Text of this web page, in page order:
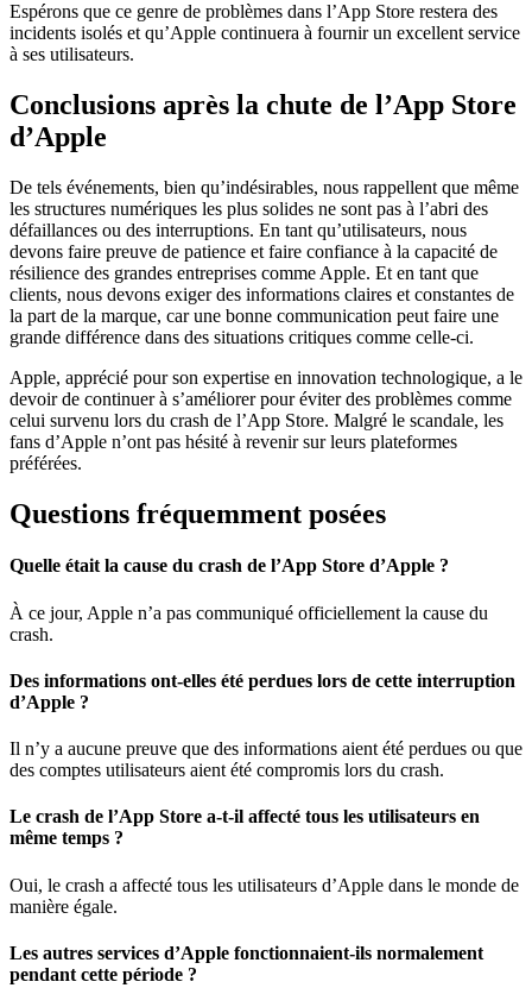
Espérons que ce genre de problèmes dans l’App Store restera des
incidents isolés et qu’Apple continuera à fournir un excellent service
à ses utilisateurs.
Conclusions après la chute de l’App Store
d’Apple
De tels événements, bien qu’indésirables, nous rappellent que même
les structures numériques les plus solides ne sont pas à l’abri des
défaillances ou des interruptions. En tant qu’utilisateurs, nous
devons faire preuve de patience et faire confiance à la capacité de
résilience des grandes entreprises comme Apple. Et en tant que
clients, nous devons exiger des informations claires et constantes de
la part de la marque, car une bonne communication peut faire une
grande différence dans des situations critiques comme celle-ci.
Apple, apprécié pour son expertise en innovation technologique, a le
devoir de continuer à s’améliorer pour éviter des problèmes comme
celui survenu lors du crash de l’App Store. Malgré le scandale, les
fans d’Apple n’ont pas hésité à revenir sur leurs plateformes
préférées.
Questions fréquemment posées
Quelle était la cause du crash de l’App Store d’Apple ?
À ce jour, Apple n’a pas communiqué officiellement la cause du
crash.
Des informations ont-elles été perdues lors de cette interruption
d’Apple ?
Il n’y a aucune preuve que des informations aient été perdues ou que
des comptes utilisateurs aient été compromis lors du crash.
Le crash de l’App Store a-t-il affecté tous les utilisateurs en
même temps ?
Oui, le crash a affecté tous les utilisateurs d’Apple dans le monde de
manière égale.
Les autres services d’Apple fonctionnaient-ils normalement
pendant cette période ?